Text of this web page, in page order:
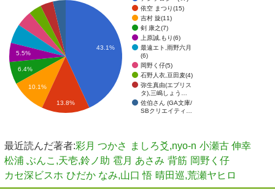
依空 まつり(15)
吉村 旋(11)
剣 康之(7)
上原誠,もり(6)
最遠エト,雨野六月
(6)
岡野く仔(5)
石野人衣,豆田麦(4)
弥生真由(エブリス
タ),三嶋しょう…
佐伯さん (GA文庫/
SBクリエイティ…
43.1%
5.5%
6.4%
10.1%
13.8%
最近読んだ著者:彩月 つかさ ましろ爻,nyo-n 小瀬古 伸幸
松浦 ぶんこ,天壱,鈴ノ助 雹月 あさみ 背筋 岡野く仔
カセ深ビスホ ひだか なみ,山口 悟 晴田巡,荒瀬ヤヒロ